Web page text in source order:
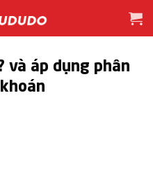
và áp dụng phân